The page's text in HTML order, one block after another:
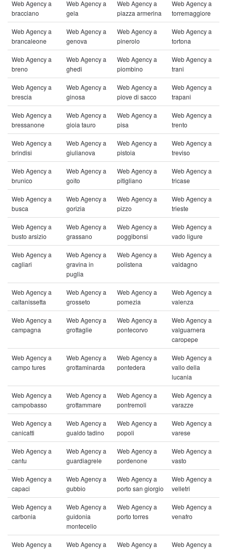
Web Agency a
bracciano
Web Agency a
gela
Web Agency a
piazza armerina
Web Agency a
torremaggiore
Web Agency a
brancaleone
Web Agency a
genova
Web Agency a
pinerolo
Web Agency a
tortona
Web Agency a
breno
Web Agency a
ghedi
Web Agency a
piombino
Web Agency a
trani
Web Agency a
brescia
Web Agency a
ginosa
Web Agency a
piove di sacco
Web Agency a
trapani
Web Agency a
bressanone
Web Agency a
gioia tauro
Web Agency a
pisa
Web Agency a
trento
Web Agency a
brindisi
Web Agency a
giulianova
Web Agency a
pistoia
Web Agency a
treviso
Web Agency a
brunico
Web Agency a
goito
Web Agency a
pitigliano
Web Agency a
tricase
Web Agency a
busca
Web Agency a
gorizia
Web Agency a
pizzo
Web Agency a
trieste
Web Agency a
busto arsizio
Web Agency a
grassano
Web Agency a
poggibonsi
Web Agency a
vado ligure
Web Agency a
cagliari
Web Agency a
gravina in
puglia
Web Agency a
polistena
Web Agency a
valdagno
Web Agency a
caltanissetta
Web Agency a
grosseto
Web Agency a
pomezia
Web Agency a
valenza
Web Agency a
campagna
Web Agency a
grottaglie
Web Agency a
pontecorvo
Web Agency a
valguarnera
caropepe
Web Agency a
campo tures
Web Agency a
grottaminarda
Web Agency a
pontedera
Web Agency a
vallo della
lucania
Web Agency a
campobasso
Web Agency a
grottammare
Web Agency a
pontremoli
Web Agency a
varazze
Web Agency a
canicatti
Web Agency a
gualdo tadino
Web Agency a
popoli
Web Agency a
varese
Web Agency a
cantu
Web Agency a
guardiagrele
Web Agency a
pordenone
Web Agency a
vasto
Web Agency a
capaci
Web Agency a
gubbio
Web Agency a
porto san giorgio
Web Agency a
velletri
Web Agency a
carbonia
Web Agency a
guidonia
montecelio
Web Agency a
porto torres
Web Agency a
venafro
Web Agency a
Web Agency a
Web Agency a
Web Agency a